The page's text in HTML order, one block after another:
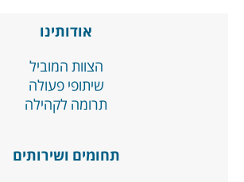
אודותינו
הצוות המוביל
שיתופי פעולה
תרומה לקהילה
תחומים ושירותים